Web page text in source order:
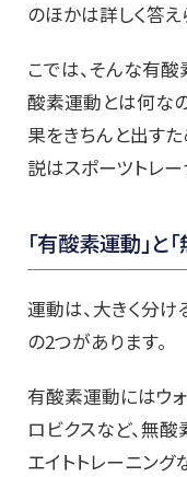
のほかは詳しく答
こでは、そんな有
酸素運動とは何な
果をきちんと出すた
説はスポーツトレー
「有酸素運動」と
運動は、大きく分け
の2つがあります。
有酸素運動にはウォ
ロビクスなど、無
エイトトレーニング